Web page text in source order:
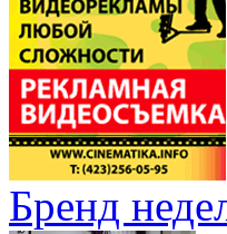
Бренд